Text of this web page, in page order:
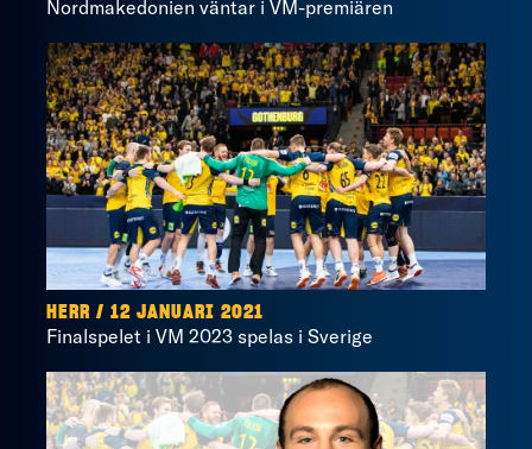
Nordmakedonien väntar i VM-premiären
HERR / 12 JANUARI 2021
Finalspelet i VM 2023 spelas i Sverige